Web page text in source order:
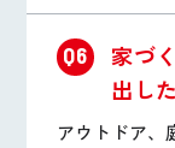
Q6
家づ
出し
アウトドア、